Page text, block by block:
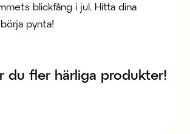
blickfång i jul. Hitta dina
pynta!
du fler härliga produkter!